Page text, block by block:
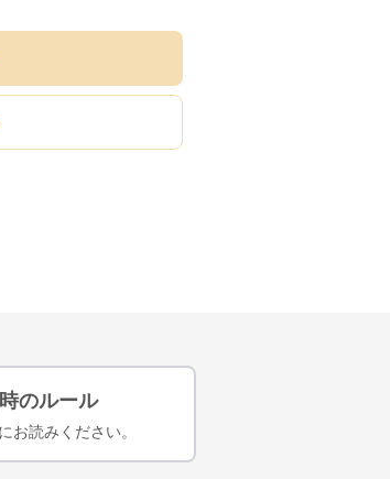
のルール
お読みください。